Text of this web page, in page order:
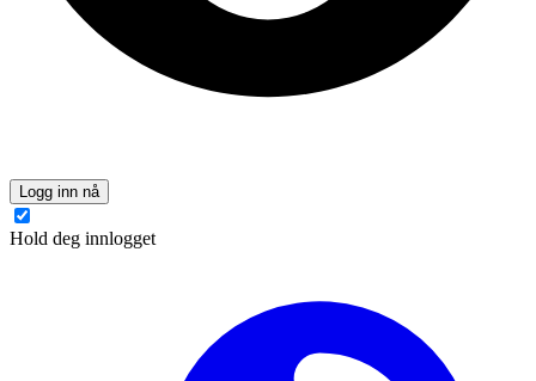
Logg inn nå
Hold deg innlogget